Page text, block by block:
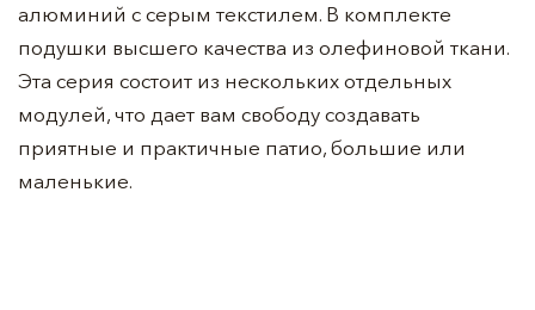
алюминий с серым текстилем. В комплекте
подушки высшего качества из олефиновой ткани.
Эта серия состоит из нескольких отдельных
модулей, что дает вам свободу создавать
приятные и практичные патио, большие или
маленькие.